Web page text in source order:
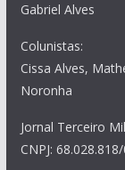
Gabriel Alves
Colunistas:
Cissa Alves,
Noronha
Jornal Terceiro
CNPJ: